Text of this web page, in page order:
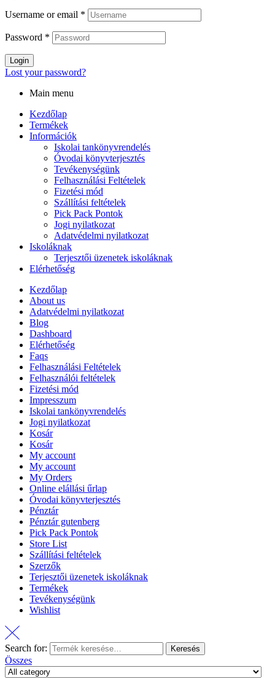
Username or email *
Password *
Login
Lost your password?
Main menu
Kezdőlap
Termékek
Információk
Iskolai tankönyvrendelés
Óvodai könyvterjesztés
Tevékenységünk
Felhasználási Feltételek
Fizetési mód
Szállítási feltételek
Pick Pack Pontok
Jogi nyilatkozat
Adatvédelmi nyilatkozat
Iskoláknak
Terjesztői üzenetek iskoláknak
Elérhetőség
Kezdőlap
About us
Adatvédelmi nyilatkozat
Blog
Dashboard
Elérhetőség
Faqs
Felhasználási Feltételek
Felhasználói feltételek
Fizetési mód
Impresszum
Iskolai tankönyvrendelés
Jogi nyilatkozat
Kosár
Kosár
My account
My account
My Orders
Online elállási űrlap
Óvodai könyvterjesztés
Pénztár
Pénztár gutenberg
Pick Pack Pontok
Store List
Szállítási feltételek
Szerzők
Terjesztői üzenetek iskoláknak
Termékek
Tevékenységünk
Wishlist
Search for: Keresés
Összes